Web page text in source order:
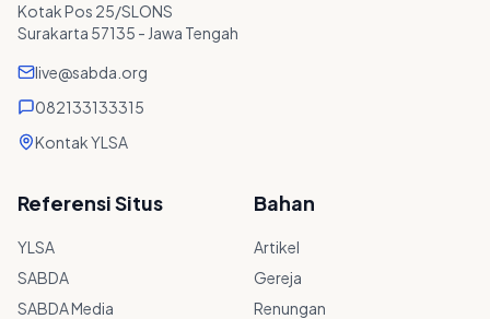
Kotak Pos 25/SLONS
Surakarta 57135 - Jawa Tengah
live@sabda.org
082133133315
Kontak YLSA
Referensi Situs
YLSA
SABDA
SABDA Media
Bahan
Artikel
Gereja
Renungan